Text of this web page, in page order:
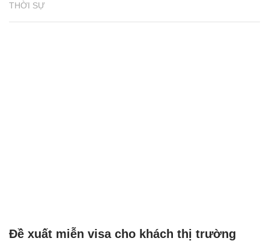
THỜI SỰ
Đề xuất miễn visa cho khách thị trường